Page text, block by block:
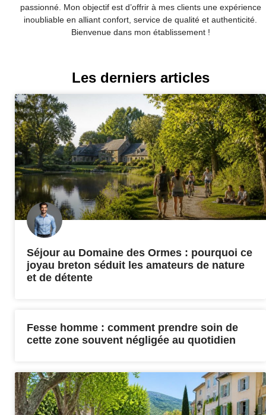
passionné. Mon objectif est d’offrir à mes clients une expérience
inoubliable en alliant confort, service de qualité et authenticité.
Bienvenue dans mon établissement !
Les derniers articles
Séjour au Domaine des Ormes : pourquoi ce
joyau breton séduit les amateurs de nature
et de détente
Fesse homme : comment prendre soin de
cette zone souvent négligée au quotidien